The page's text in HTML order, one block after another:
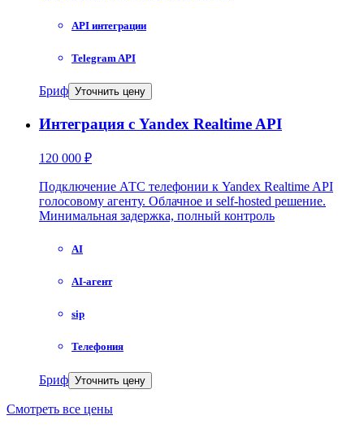
API интеграции
Telegram API
Бриф Уточнить цену
Интеграция с Yandex Realtime API
120 000 ₽
Подключение АТС телефонии к Yandex Realtime API
голосовому агенту. Облачное и self-hosted решение.
Минимальная задержка, полный контроль
AI
AI-агент
sip
Телефония
Бриф Уточнить цену
Смотреть все цены